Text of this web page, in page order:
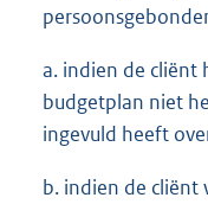
a. indien de cliënt
budgetplan niet
ingevuld heeft
b. indien de cliënt